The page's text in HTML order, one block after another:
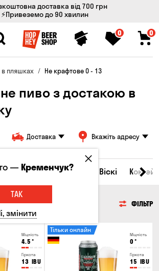
доставка від 700 грн
⚡Привеземо до 90 хвилин
0 0
в пляшках Не крафтове 0 - 13
пиво з достакою в
Доставка Вкажіть адресу
Пиво Сидр Вино Віскі
ФІЛЬТР
Міцність
4.5 °
Гіркота
13 IBU
Міцність
0 °
Гіркота
15 IBU
Тільки онлайн
—Кременчук?
ТАК
змінити